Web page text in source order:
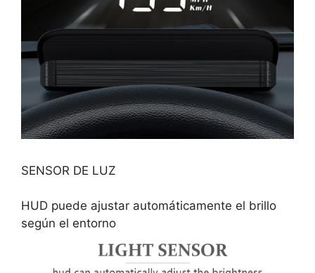
SENSOR DE LUZ
HUD puede ajustar automáticamente el brillo
según el entorno